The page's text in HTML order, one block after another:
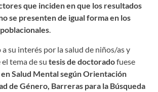
que inciden en que los resultados
se presenten de igual forma en los
.
a su interés por la salud de niños/as y
tema de su tesis de doctoradofuese
Salud Mental según Orientación
de Género, Barreras para la Búsqueda